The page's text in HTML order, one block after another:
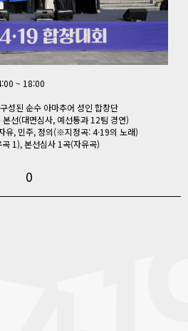
~ 18:00
된 순수 아마추어 성인 합창단
선(대면심사, 예선통과 12팀 경연)
유, 민주, 정의(※지정곡: 4·19의 노래)
1), 본선심사 1곡(자유곡)
0